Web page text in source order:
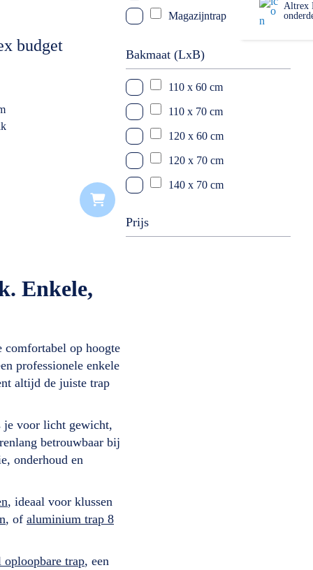
Altrex
budget
Enkele,
op hoogte
professionele enkele
altijd de juiste trap
je voor licht gewicht,
betrouwbaar bij
onderhoud en
, ideaal voor klussen
, of aluminium trap 8
oploopbare trap, een
Magazijntrap
Platformtrap
Montagetrap
Bakmaat (LxB)
110 x 60 cm
110 x 70 cm
120 x 60 cm
120 x 70 cm
140 x 70 cm
Prijs